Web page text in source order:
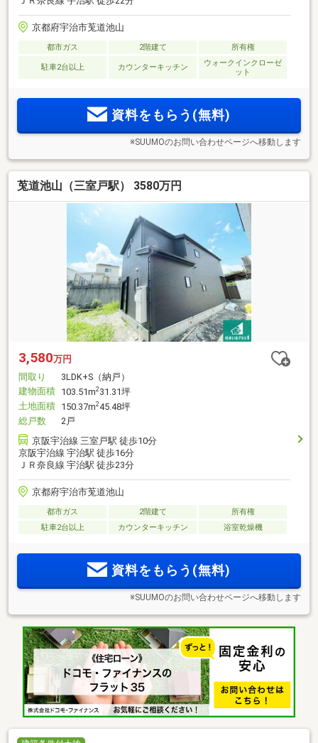
京都府宇治市莵道池山
都市ガス 2階建て 所有権
駐車2台以上 カウンターキッチン
ウォークインクローゼ
ット
資料をもらう(無料)
※SUUMOのお問い合わせページへ移動します
莵道池山（三室戸駅） 3580万円
3,580万円
間取り
3LDK+S（納戸）
建物面積 103.51m2 31.31坪
土地面積 150.37m245.48坪
総戸数
2戸
京阪宇治線 三室戸駅 徒歩10分
京阪宇治線 宇治駅 徒歩16分
ＪＲ奈良線 宇治駅 徒歩23分
京都府宇治市莵道池山
都市ガス 2階建て
所有権
駐車2台以上
カウンターキッチン 浴室乾燥機
資料をもらう(無料)
※SUUMOのお問い合わせページへ移動します